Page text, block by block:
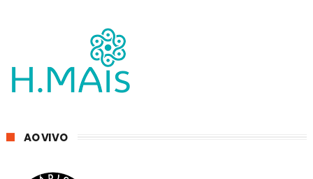
AO VIVO